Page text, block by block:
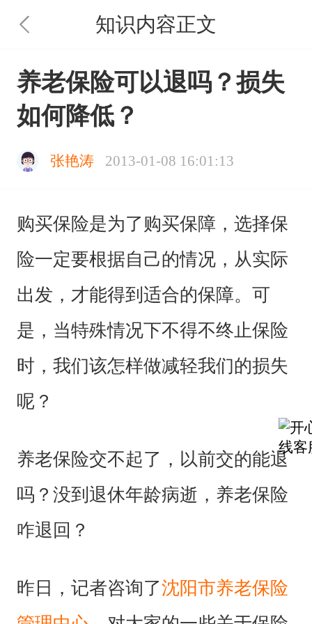
知识内容正文
养老保险可以退吗？损失
如何降低？
张艳涛 2013-01-08 16:01:13
购买保险是为了购买保障，选择保
险一定要根据自己的情况，从实际
出发，才能得到适合的保障。可
是，当特殊情况下不得不终止保险
时，我们该怎样做减轻我们的损失
呢？
养老保险交不起了，以前交的能退
吗？没到退休年龄病逝，养老保险
咋退回？
昨日，记者咨询了沈阳市养老保险